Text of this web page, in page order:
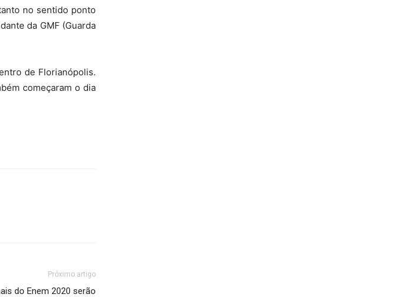
no sentido ponto
da GMF (Guarda
de Florianópolis.
começaram o dia
Próximo artigo
do Enem 2020 serão